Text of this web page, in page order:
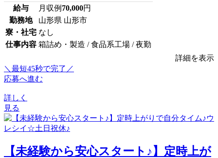
給与 月収例 70,000円
勤務地
山形県 山形市
寮・社宅 なし
仕事内容 箱詰め・製造 / 食品系工場 / 夜勤
詳細を表示
＼最短45秒で完了／
応募へ進む
詳しく
見る
【未経験から安心スタート♪】定時上が